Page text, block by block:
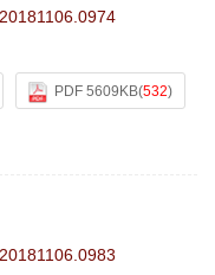
PDF 5609KB(532)